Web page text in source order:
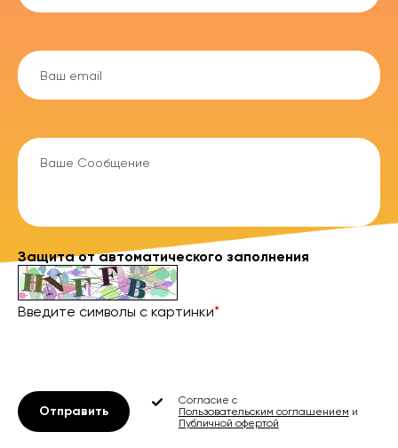
Защита от автоматического заполнения
Введите символы с картинки*
Отправить
Согласие с
Пользовательским соглашением и
Публичной офертой